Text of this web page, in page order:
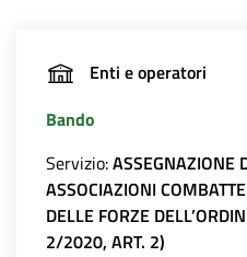
Enti e operatori
Bando
Servizio:ASSEGNAZIONE
ASSOCIAZIONI
DELLE FORZE
2/2020, ART. 2)